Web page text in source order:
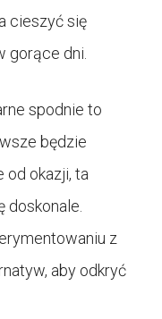
cieszyć się
gorące dni.
spodnie to
będzie
od okazji, ta
doskonale.
z
aby odkryć